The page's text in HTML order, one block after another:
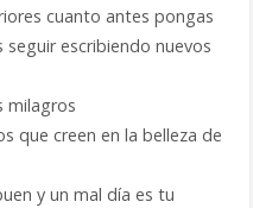
cuanto antes pongas
escribiendo nuevos
milagros
que creen en la belleza de
y un mal día es tu